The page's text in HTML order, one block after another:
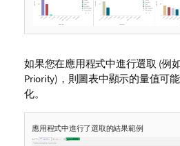
如果您在應用程式中進行選取 (例
Priority)，則圖表中顯示的量值可
化。
應用程式中進行了選取的結果範例